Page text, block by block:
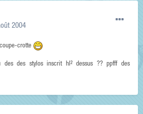
2004
crotte
des des stylos inscrit hl² dessus ?? ppfff des